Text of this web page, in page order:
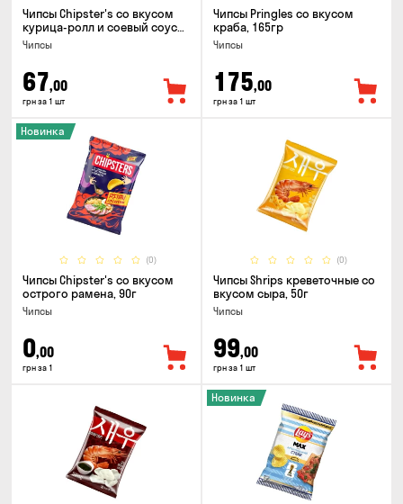
Чипсы Chipster's со вкусом
курица-ролл и соевый соус
90г
Чипсы
67,00
грн за 1 шт
Чипсы Pringles со вкусом
краба, 165гр
Чипсы
175,00
грн за 1 шт
(0)
Новинка
Чипсы Chipster's со вкусом
острого рамена, 90г
Чипсы
0,00
грн за 1
(0)
Чипсы Shrips креветочные со
вкусом сыра, 50г
Чипсы
99,00
грн за 1 шт
Новинка